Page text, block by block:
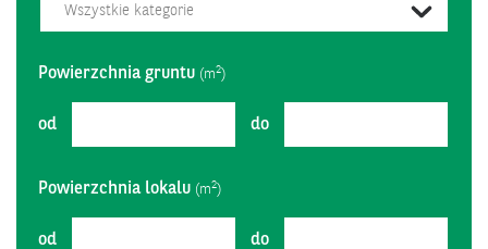
Wszystkie kategorie
Powierzchnia gruntu (m2)
od do
Powierzchnia lokalu (m2)
od do